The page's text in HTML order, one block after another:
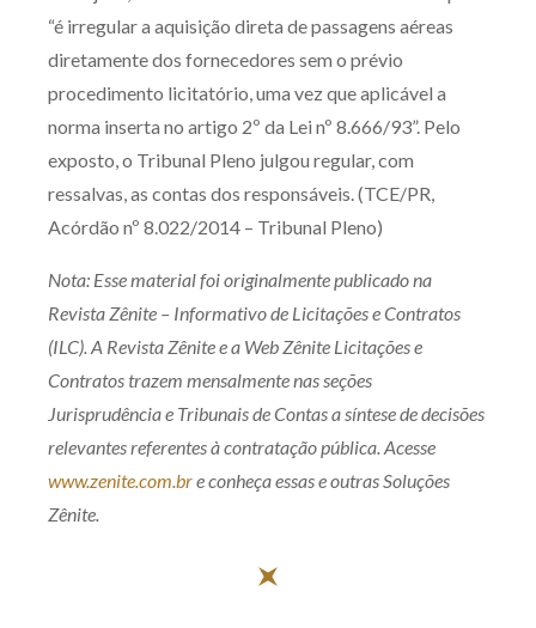
Mentoria Zênite
Capacitação
Zênite Online
Eventos presenciais
Diferenciais
Receba por RSS
Av. Sete de Setembro, 4698
Telefone (41) 2109-8666
“é irregular a aquisição direta de passagens aéreas
diretamente dos fornecedores sem o prévio
procedimento licitatório, uma vez que aplicável a
norma inserta no artigo 2º da Lei nº 8.666/93”. Pelo
exposto, o Tribunal Pleno julgou regular, com
ressalvas, as contas dos responsáveis. (TCE/PR,
Acórdão nº 8.022/2014 – Tribunal Pleno)
Nota: Esse material foi originalmente publicado na
Revista Zênite – Informativo de Licitações e Contratos
(ILC). A Revista Zênite e a Web Zênite Licitações e
Contratos trazem mensalmente nas seções
Jurisprudência e Tribunais de Contas a síntese de decisões
relevantes referentes à contratação pública. Acesse
www.zenite.com.bre conheça essas e outras Soluções
Zênite.